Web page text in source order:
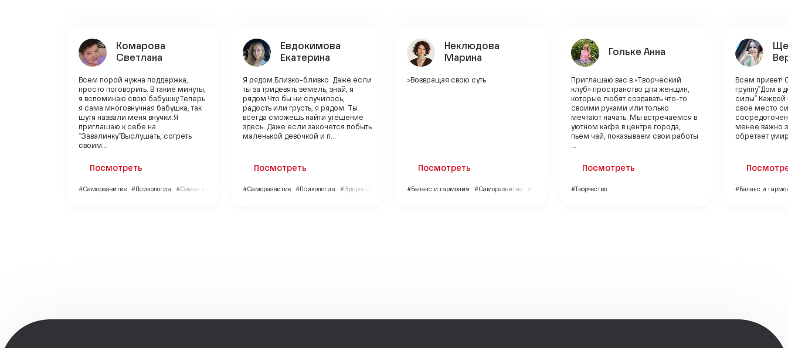
Комарова
Светлана
Всем порой нужна поддержка,
просто поговорить. В такие минуты,
я вспоминаю свою бабушку.Теперь
я сама многовнучная бабушка, так
шутя назвали меня внучки.Я
приглашаю к себе на
"Завалинку"Выслушать, согреть
своим...
Посмотреть
#Саморазвитие #Психология #Семья и дети
Евдокимова
Екатерина
Я рядом.Близко-близко. Даже если
ты за тридевять земель, знай, я
рядом.Что бы ни случилось,
радость или грусть, я рядом. Ты
всегда сможешь найти утешение
здесь. Даже если захочется побыть
маленькой девочкой и п...
Посмотреть
#Саморазвитие #Психология #Здоровье
Неклюдова
Марина
>Возвращая свою суть
Посмотреть
#Баланс и гармония #Саморазвитие #Психология
Гольке Анна
Приглашаю вас в «Творческий
клуб» пространство для женщин,
которые любят создавать что-то
своими руками или только
мечтают начать. Мы встречаемся в
уютном кафе в центре города,
пьём чай, показываем свои работы
...
Посмотреть
#Творчество
Всем привет!
группу"Дом в
силы".Каждой
своё место
менее важно
обретает
#Баланс и